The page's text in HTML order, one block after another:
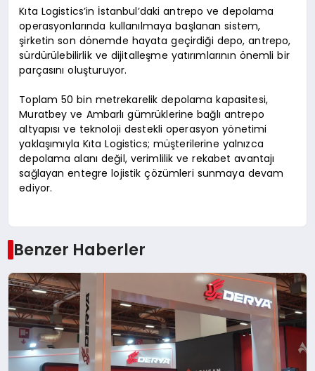
Kıta Logistics’in İstanbul’daki antrepo ve depolama
operasyonlarında kullanılmaya başlanan sistem,
şirketin son dönemde hayata geçirdiği depo, antrepo,
sürdürülebilirlik ve dijitalleşme yatırımlarının önemli bir
parçasını oluşturuyor.
Toplam 50 bin metrekarelik depolama kapasitesi,
Muratbey ve Ambarlı gümrüklerine bağlı antrepo
altyapısı ve teknoloji destekli operasyon yönetimi
yaklaşımıyla Kıta Logistics; müşterilerine yalnızca
depolama alanı değil, verimlilik ve rekabet avantajı
sağlayan entegre lojistik çözümleri sunmaya devam
ediyor.
Benzer Haberler